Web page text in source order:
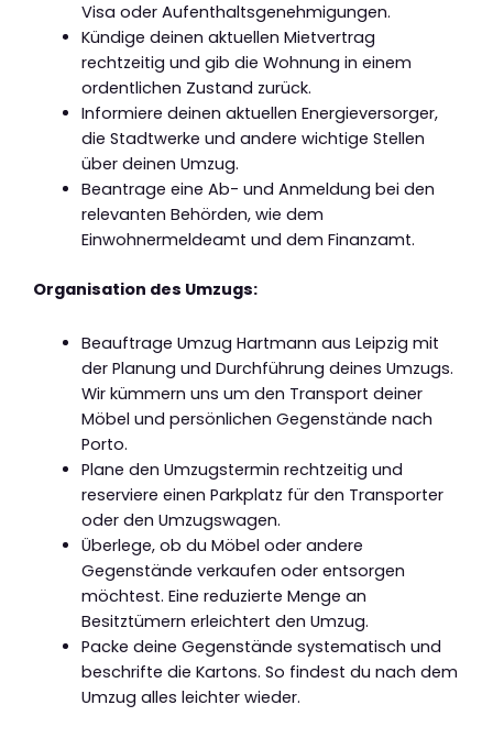
Visa oder Aufenthaltsgenehmigungen.
Kündige deinen aktuellen Mietvertrag
rechtzeitig und gib die Wohnung in einem
ordentlichen Zustand zurück.
Informiere deinen aktuellen Energieversorger,
die Stadtwerke und andere wichtige Stellen
über deinen Umzug.
Beantrage eine Ab- und Anmeldung bei den
relevanten Behörden, wie dem
Einwohnermeldeamt und dem Finanzamt.
Organisation des Umzugs:
Beauftrage Umzug Hartmann aus Leipzig mit
der Planung und Durchführung deines Umzugs.
Wir kümmern uns um den Transport deiner
Möbel und persönlichen Gegenstände nach
Porto.
Plane den Umzugstermin rechtzeitig und
reserviere einen Parkplatz für den Transporter
oder den Umzugswagen.
Überlege, ob du Möbel oder andere
Gegenstände verkaufen oder entsorgen
möchtest. Eine reduzierte Menge an
Besitztümern erleichtert den Umzug.
Packe deine Gegenstände systematisch und
beschrifte die Kartons. So findest du nach dem
Umzug alles leichter wieder.